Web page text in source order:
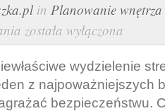
in Planowanie
Błędy
w
wydzielaniu
pożarowych:
została wyłączona
wydzielenie
z najpoważniejszych
bezpieczeństwu.